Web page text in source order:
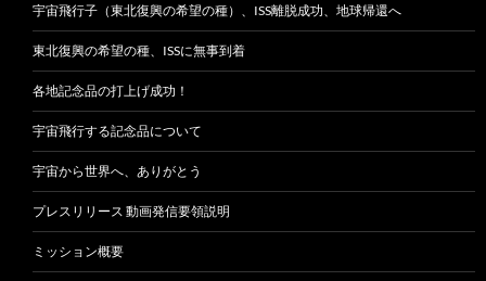
宇宙飛行子（東北復興の希望の種）、ISS離脱成功、地球帰還へ
東北復興の希望の種、ISSに無事到着
各地記念品の打上げ成功！
宇宙飛行する記念品について
宇宙から世界へ、ありがとう
プレスリリース 動画発信要領説明
ミッション概要